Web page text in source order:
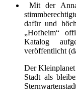
Mit der
dafür und
„Hofheim“
Katalog
veröffentlicht
Der Kleinplanet
Stadt als